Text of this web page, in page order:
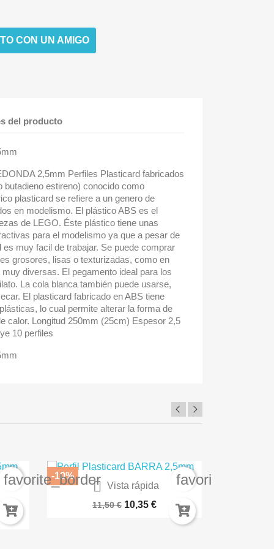
CON UN AMIGO
del producto
2,5mm Perfiles Plasticard fabricados
butadieno estireno) conocido como
plasticard se refiere a un genero de
en modelismo. El plástico ABS es el
de LEGO. Éste plástico tiene unas
para el modelismo ya que a pesar de
muy facil de trabajar. Se puede comprar
grosores, lisas o texturizadas, como en
diversas. El pegamento ideal para los
La cola blanca también puede usarse,
El plasticard fabricado en ABS tiene
lo cual permite alterar la forma de
calor. Longitud 250mm (25cm) Espesor 2,5
10 perfiles
favorite_border
 Vista rápida
BARNIZ PROTECTOR SPRAY AK1015
11,50 € 10,35 €
-10% favorite_border